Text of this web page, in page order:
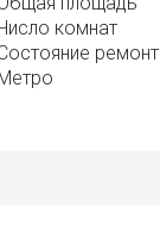
комнат